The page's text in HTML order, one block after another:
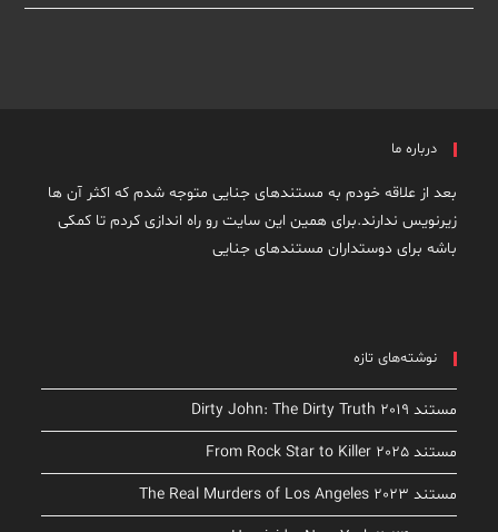
درباره ما
بعد از علاقه خودم به مستندهای جنایی متوجه شدم که اکثر آن ها
زیرنویس ندارند.برای همین این سایت رو راه اندازی کردم تا کمکی
باشه برای دوستداران مستندهای جنایی
نوشته‌های تازه
مستند Dirty John: The Dirty Truth 2019
مستند From Rock Star to Killer 2025
مستند The Real Murders of Los Angeles 2023